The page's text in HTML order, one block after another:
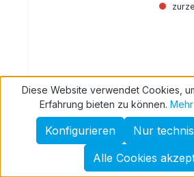
Details
Diese Website verwendet Cookies,
Erfahrung bieten zu können.
Nur
Konfigurieren
Alle Cookies